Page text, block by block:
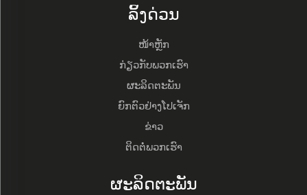
ລິ້ງດ່ວນ
ໜ້າຫຼັກ
ກ່ຽວກັບພວກເຮົາ
ຜະລິດຕະພັນ
ຍົກຕົວຢ່າງໂປເຈັກ
ຂ່າວ
ຕິດຕໍ່ພວກເຮົາ
ຜະລິດຕະພັນ